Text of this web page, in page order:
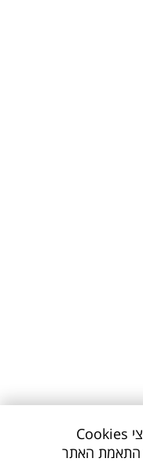
האתר עושה שימוש בקבצי Cookies
התאמת האתר